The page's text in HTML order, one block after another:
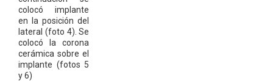
colocó implante
en la posición del
lateral (foto 4). Se
colocó la corona
cerámica sobre el
implante (fotos 5
y 6)